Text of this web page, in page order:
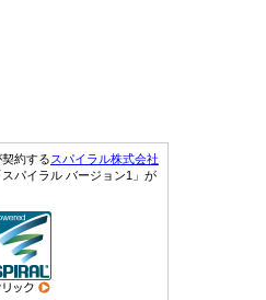
約するスパイラル株式会社
パイラル バージョン1」が